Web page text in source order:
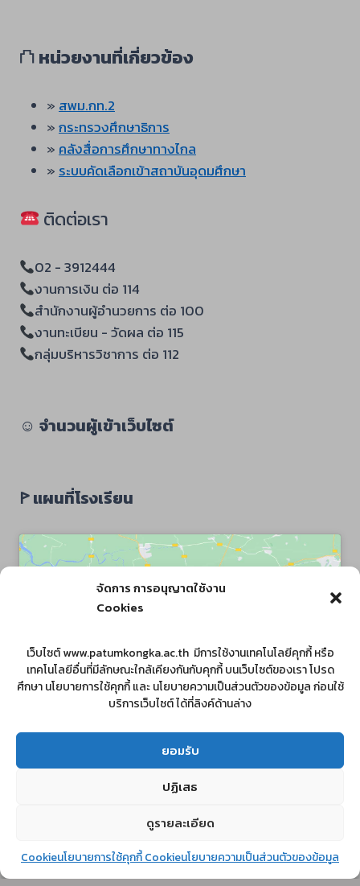
จัดการ การอนุญาตใช้งาน
Cookies
เว็บไซต์ www.patumkongka.ac.th มีการใช้งานเทคโนโลยีคุกกี้ หรือ
เทคโนโลยีอื่นที่มีลักษณะใกล้เคียงกันกับคุกกี้ บนเว็บไซต์ของเรา โปรด
ศึกษา นโยบายการใช้คุกกี้ และ นโยบายความเป็นส่วนตัวของข้อมูล ก่อนใช้
บริการเว็บไซต์ ได้ที่ลิงค์ด้านล่าง
ยอมรับ
ปฏิเสธ
ดูรายละเอียด
Cookieนโยบายการใช้คุกกี้ Cookieนโยบายความเป็นส่วนตัวของข้อมูล
⛫หน่วยงานที่เกี่ยวข้อง
»สพม.กท.2
»กระทรวงศึกษาธิการ
»คลังสื่อการศึกษาทางไกล
»ระบบคัดเลือกเข้าสถาบันอุดมศึกษา
ติดต่อเรา
02 - 3912444
งานการเงิน ต่อ 114
สำนักงานผู้อำนวยการ ต่อ 100
งานทะเบียน - วัดผล ต่อ 115
กลุ่มบริหารวิชาการ ต่อ 112
☺︎ จำนวนผู้เข้าเว็บไซต์
ꚰ แผนที่โรงเรียน
enable this content
พัฒนาโดย :: นางสาวรุ่งนภา ไพรัตน์ | งานคอมพิวเตอร์